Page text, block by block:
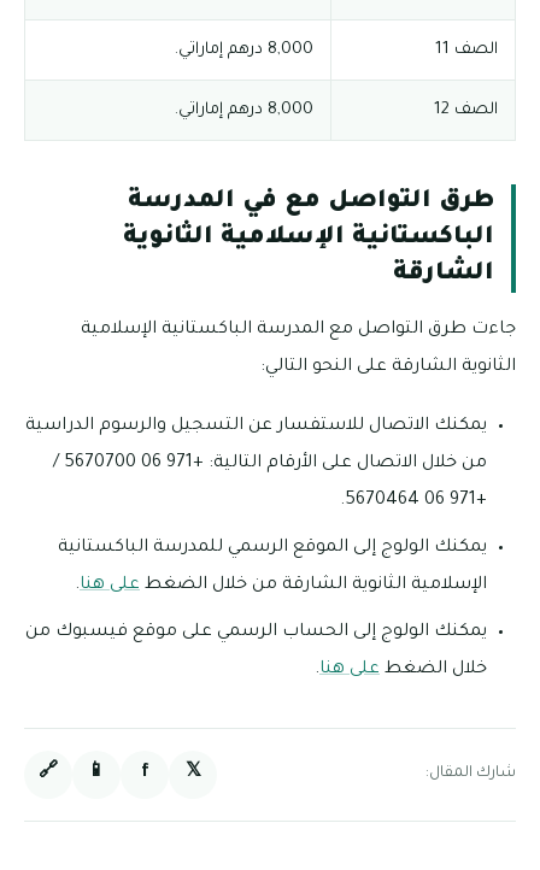
الصف 11 8,000 درهم إماراتي.
الصف 12 8,000 درهم إماراتي.
طرق التواصل مع في المدرسة
الباكستانية الإسلامية الثانوية
الشارقة
جاءت طرق التواصل مع المدرسة الباكستانية الإسلامية
الثانوية الشارقة على النحو التالي:
يمكنك الاتصال للاستفسار عن التسجيل والرسوم الدراسية
من خلال الاتصال على الأرقام التالية: +971 06 5670700 /
+971 06 5670464.
يمكنك الولوج إلى الموقع الرسمي للمدرسة الباكستانية
الإسلامية الثانوية الشارقة من خلال الضغط على هنا.
يمكنك الولوج إلى الحساب الرسمي على موقع فيسبوك من
خلال الضغط على هنا.
شارك المقال: 𝕏
f
📱
🔗